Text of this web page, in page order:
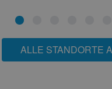
ALLE STANDORTE